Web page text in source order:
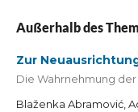
Außerhalb des
Zur
Die Wahrnehmung
Blaženka Abramović,